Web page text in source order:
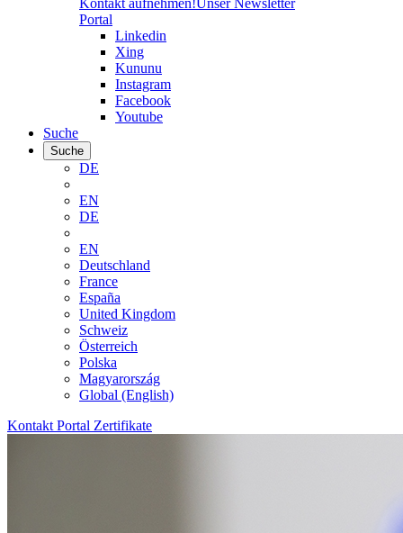
Kontakt aufnehmen!Unser Newsletter
Portal
Linkedin
Xing
Kununu
Instagram
Facebook
Youtube
Suche
Suche
DE
EN
DE
EN
Deutschland
France
España
United Kingdom
Schweiz
Österreich
Polska
Magyarország
Global (English)
Kontakt Portal Zertifikate